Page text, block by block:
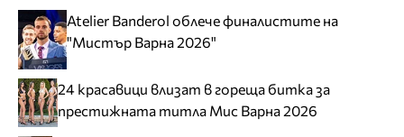
Atelier Banderol облече финалистите на
"Мистър Варна 2026"
24 красавици влизат в гореща битка за
престижната титла Мис Варна 2026